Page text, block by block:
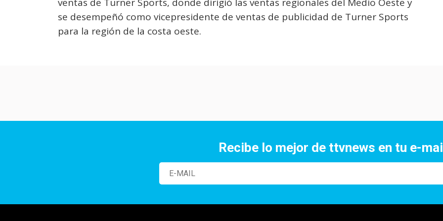
se desempeñó como vicepresidente de ventas de publicidad de Turner Sports
para la región de la costa oeste.
Recibe lo mejor de ttvnews en tu e-